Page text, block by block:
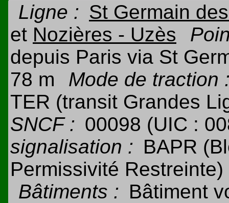
Ligne : St Germain
et Nozières - Uzès
depuis Paris via St
78 m
Mode de traction
TER (transit Grandes
SNCF : 00098 (UIC :
signalisation : BAPR
Permissivité Restreinte)
Bâtiments : Bâtiment